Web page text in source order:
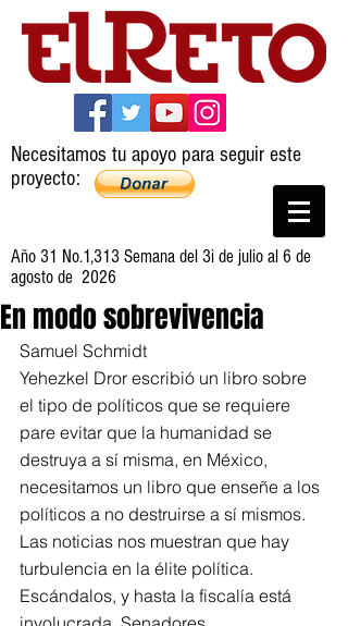
Necesitamos tu apoyo para seguir este
proyecto:
Año 31 No.1,313 Semana del 3i de julio al 6 de
agosto de 2026
En modo sobrevivencia
Samuel Schmidt
Yehezkel Dror escribió un libro sobre
el tipo de políticos que se requiere
pare evitar que la humanidad se
destruya a sí misma, en México,
necesitamos un libro que enseñe a los
políticos a no destruirse a sí mismos.
Las noticias nos muestran que hay
turbulencia en la élite política.
Escándalos, y hasta la fiscalía está